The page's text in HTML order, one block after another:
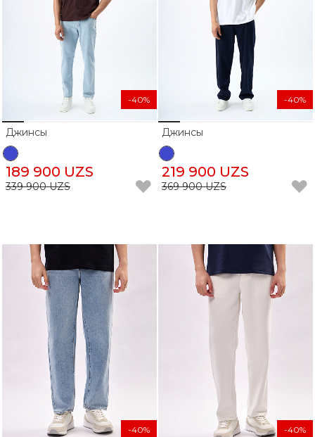
Джинсы
189 900 UZS
339 900 UZS
-40%
Джинсы
219 900 UZS
369 900 UZS
-40%
-40% -40%